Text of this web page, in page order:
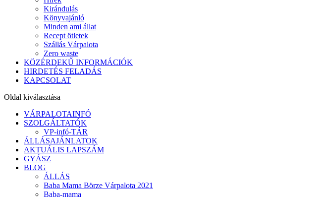
Kirándulás
Könyvajánló
Minden ami állat
Recept ötletek
Szállás Várpalota
Zero waste
KÖZÉRDEKŰ INFORMÁCIÓK
HIRDETÉS FELADÁS
KAPCSOLAT
Oldal kiválasztása
VÁRPALOTAINFÓ
SZOLGÁLTATÓK
VP-infó-TÁR
ÁLLÁSAJÁNLATOK
AKTUÁLIS LAPSZÁM
GYÁSZ
BLOG
ÁLLÁS
Baba Mama Börze Várpalota 2021
Baba-mama